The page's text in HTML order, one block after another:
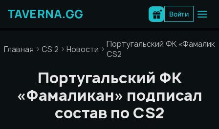
содержимому
Войти
Главная CS 2 Новости
Португальский ФК
CS2
Португальский ФК
«Фамаликан» подписал
состав по CS2